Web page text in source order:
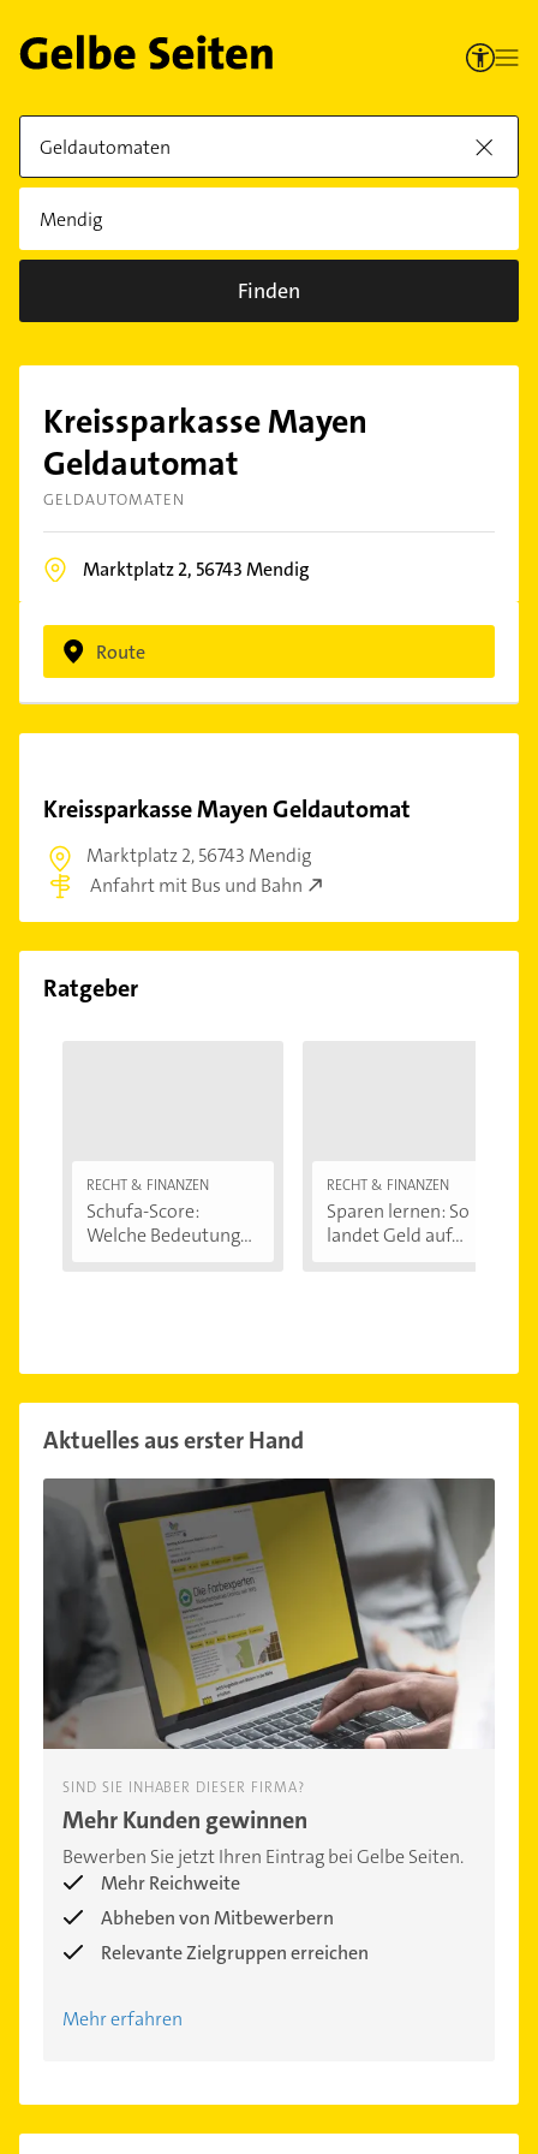
Finden
Kreissparkasse Mayen
Geldautomat
GELDAUTOMATEN
Marktplatz 2, 56743Mendig
Route
Kreissparkasse Mayen Geldautomat
Marktplatz 2,56743 Mendig
Anfahrt mit Bus und Bahn
Ratgeber
RECHT & FINANZEN
Schufa-Score:
Welche Bedeutung...
RECHT & FINANZEN
Sparen lernen: So
landet Geld auf...
Aktuelles aus erster Hand
SIND SIE INHABER DIESER FIRMA?
Mehr Kunden gewinnen
Bewerben Sie jetzt Ihren Eintrag bei Gelbe Seiten.
Mehr Reichweite
Abheben von Mitbewerbern
Relevante Zielgruppen erreichen
Mehr erfahren